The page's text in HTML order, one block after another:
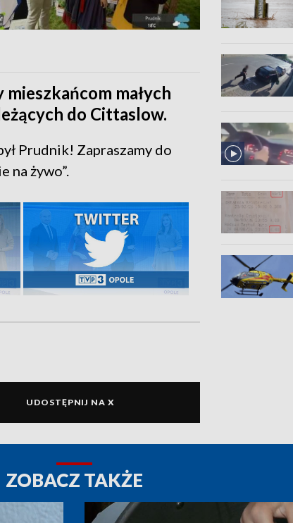
małych
do Cittaslow.
Prudnik! Zapraszamy do
na żywo”.
UDOSTĘPNIJ NA X
ZOBACZ TAKŻE